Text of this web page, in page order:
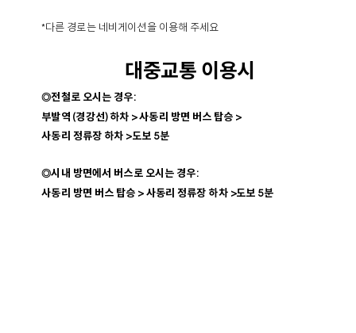
*다른 경로는 네비게이션을 이용해 주세요
대중교통 이용시
◎전철로 오시는 경우:
부발역 (경강선) 하차 > 사동리 방면 버스 탑승 >
사동리 정류장 하차 >도보 5분
◎시내 방면에서 버스로 오시는 경우:
사동리 방면 버스 탑승 > 사동리 정류장 하차 >도보 5분